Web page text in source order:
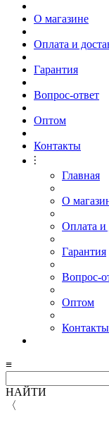
О магазине
Оплата и
Гарантия
Вопрос-ответ
Оптом
Контакты
⫶
Главная
О
Оплата и
Гарантия
Вопрос-
Оптом
Контакты
≡
НАЙТИ
〈